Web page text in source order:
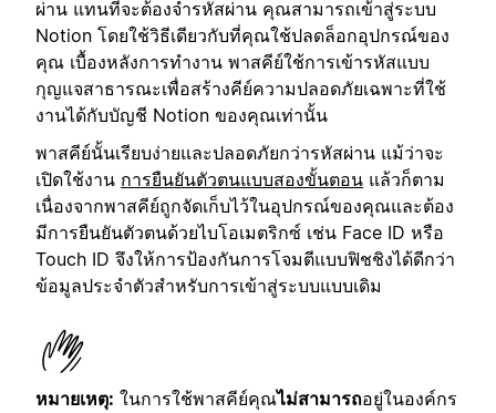
ผ่าน แทนที่จะต้องจำรหัสผ่าน คุณสามารถเข้าสู่ระบบ
Notion โดยใช้วิธีเดียวกับที่คุณใช้ปลดล็อกอุปกรณ์ของ
คุณ เบื้องหลังการทำงาน พาสคีย์ใช้การเข้ารหัสแบบ
กุญแจสาธารณะเพื่อสร้างคีย์ความปลอดภัยเฉพาะที่ใช้
งานได้กับบัญชี Notion ของคุณเท่านั้น
พาสคีย์นั้นเรียบง่ายและปลอดภัยกว่ารหัสผ่าน แม้ว่าจะ
เปิดใช้งาน การยืนยันตัวตนแบบสองขั้นตอน แล้วก็ตาม
เนื่องจากพาสคีย์ถูกจัดเก็บไว้ในอุปกรณ์ของคุณและต้อง
มีการยืนยันตัวตนด้วยไบโอเมตริกซ์ เช่น Face ID หรือ
Touch ID จึงให้การป้องกันการโจมตีแบบฟิชชิงได้ดีกว่า
ข้อมูลประจำตัวสำหรับการเข้าสู่ระบบแบบเดิม
หมายเหตุ: ในการใช้พาสคีย์คุณไม่สามารถอยู่ในองค์กร